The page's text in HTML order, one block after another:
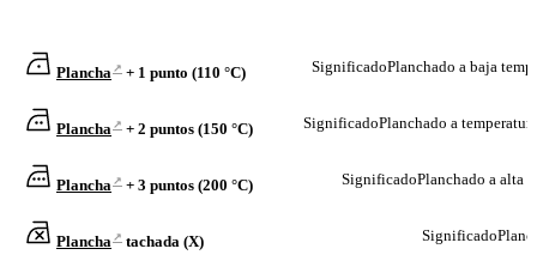
Plancha ↗ + 1 punto (110 °C) SignificadoPlanchado a baja
Plancha ↗ + 2 puntos (150 °C) SignificadoPlanchado a
Plancha ↗ + 3 puntos (200 °C) SignificadoPlanchado a alta
Plancha ↗ tachada (X) Significado